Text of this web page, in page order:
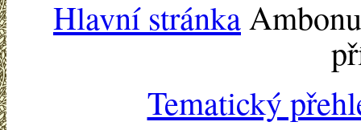
Hlavní stránka
Tematický